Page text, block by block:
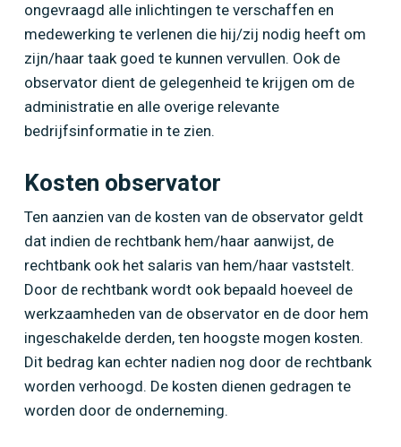
ongevraagd alle inlichtingen te verschaffen en
medewerking te verlenen die hij/zij nodig heeft om
zijn/haar taak goed te kunnen vervullen. Ook de
observator dient de gelegenheid te krijgen om de
administratie en alle overige relevante
bedrijfsinformatie in te zien.
Kosten observator
Ten aanzien van de kosten van de observator geldt
dat indien de rechtbank hem/haar aanwijst, de
rechtbank ook het salaris van hem/haar vaststelt.
Door de rechtbank wordt ook bepaald hoeveel de
werkzaamheden van de observator en de door hem
ingeschakelde derden, ten hoogste mogen kosten.
Dit bedrag kan echter nadien nog door de rechtbank
worden verhoogd. De kosten dienen gedragen te
worden door de onderneming.